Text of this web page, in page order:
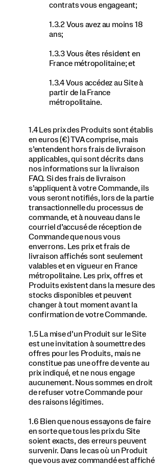
contrats vous engageant;
1.3.2 Vous avez au moins 18
ans;
1.3.3 Vous êtes résident en
France métropolitaine; et
1.3.4 Vous accédez au Site à
partir de la France
métropolitaine.
1.4 Les prix des Produits sont établis
en euros (€) TVA comprise, mais
s’entendent hors frais de livraison
applicables, qui sont décrits dans
nos informations sur la livraison
FAQ. Si des frais de livraison
s’appliquent à votre Commande, ils
vous seront notifiés, lors de la partie
transactionnelle du processus de
commande, et à nouveau dans le
courriel d’accusé de réception de
Commande que nous vous
enverrons. Les prix et frais de
livraison affichés sont seulement
valables et en vigueur en France
métropolitaine. Les prix, offres et
Produits existent dans la mesure des
stocks disponibles et peuvent
changer à tout moment avant la
confirmation de votre Commande.
1.5 La mise d’un Produit sur le Site
est une invitation à soumettre des
offres pour les Produits, mais ne
constitue pas une offre de vente au
prix indiqué, et ne nous engage
aucunement. Nous sommes en droit
de refuser votre Commande pour
des raisons légitimes.
1.6 Bien que nous essayons de faire
en sorte que tous les prix du Site
soient exacts, des erreurs peuvent
survenir. Dans le cas où un Produit
que vous avez commandé est affiché